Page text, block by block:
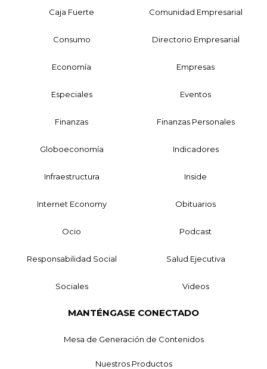
Caja Fuerte Comunidad Empresarial
Consumo Directorio Empresarial
Economía Empresas
Especiales Eventos
Finanzas Finanzas Personales
Globoeconomía Indicadores
Infraestructura Inside
Internet Economy Obituarios
Ocio Podcast
Responsabilidad Social Salud Ejecutiva
Sociales Videos
MANTÉNGASE CONECTADO
Mesa de Generación de Contenidos
Nuestros Productos